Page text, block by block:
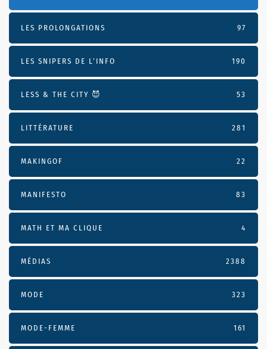
LES PROLONGATIONS 97
LES SNIPERS DE L’INFO 190
LESS & THE CITY 😈 53
LITTÉRATURE 281
MAKINGOF 22
MANIFESTO 83
MATH ET MA CLIQUE 4
MÉDIAS 2388
MODE 323
MODE-FEMME 161